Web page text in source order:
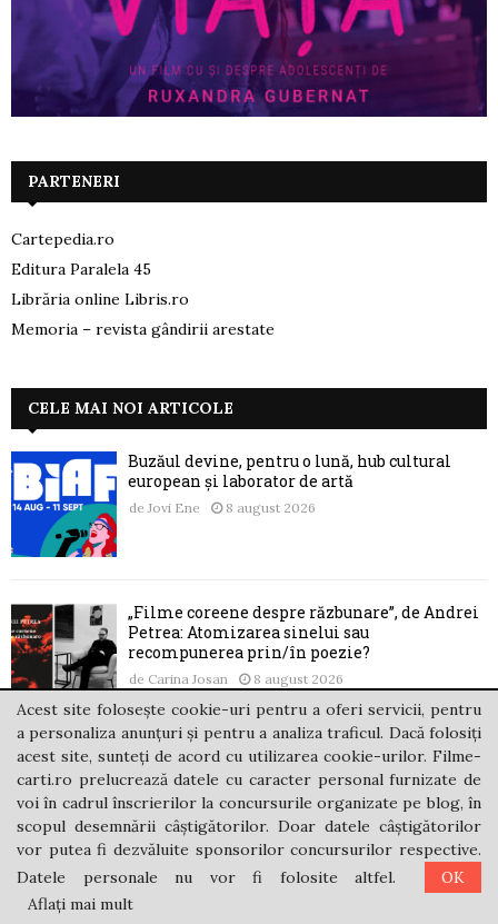
PARTENERI
Cartepedia.ro
Editura Paralela 45
Librăria online Libris.ro
Memoria – revista gândirii arestate
CELE MAI NOI ARTICOLE
Buzăul devine, pentru o lună, hub cultural
european și laborator de artă
de Jovi Ene 8 august 2026
„Filme coreene despre răzbunare”, de Andrei
Petrea: Atomizarea sinelui sau
recompunerea prin/în poezie?
de Carina Josan 8 august 2026
Marele final al lui Buñuel: Cet obscur objet du
désir (1977)
de Dan Romascanu 7 august 2026
Captivi într-un prezent infinit cu Maja Lunde
Acest site folosește cookie-uri pentru a oferi servicii, pentru
a personaliza anunțuri și pentru a analiza traficul. Dacă folosiți
acest site, sunteți de acord cu utilizarea cookie-urilor. Filme-
carti.ro prelucrează datele cu caracter personal furnizate de
voi în cadrul înscrierilor la concursurile organizate pe blog, în
scopul desemnării câștigătorilor. Doar datele câștigătorilor
vor putea fi dezvăluite sponsorilor concursurilor respective.
Datele personale nu vor fi folosite altfel.
OK
Aflați mai mult